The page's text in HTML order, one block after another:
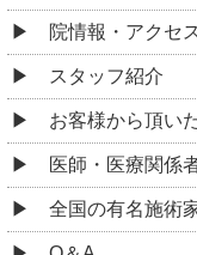
院情報・アクセ
スタッフ紹介
お客様から頂い
医師・医療関係
全国の有名施術